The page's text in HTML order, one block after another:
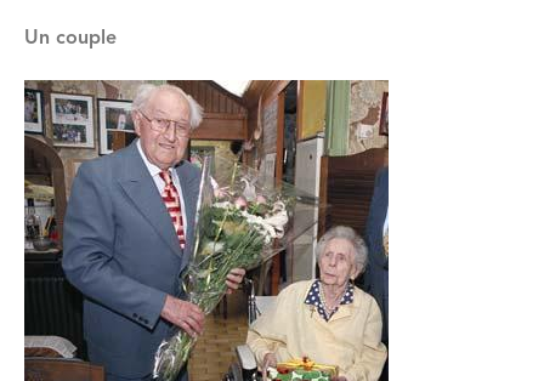
Un couple